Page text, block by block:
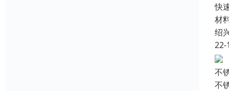
快
材
绍
22-
不
不